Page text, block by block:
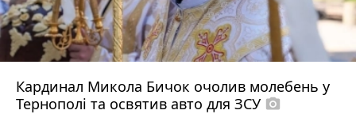
Кардинал Микола Бичок очолив молебень у
Тернополі та освятив авто для ЗСУ photo_camera